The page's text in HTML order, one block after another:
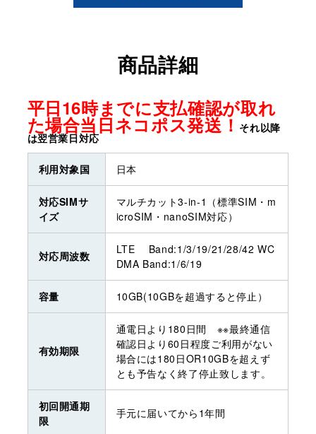
商品詳細
平日16時までに支払確認が取れ
た場合当日ネコポス発送！ それ以降
は翌営業日対応
利用対象国 日本
対応SIMサ
イズ
マルチカット3-in-1（標準SIM・m
icroSIM・nanoSIM対応）
対応周波数
LTE Band:1/3/19/21/28/42 WC
DMA Band:1/6/19
容量 10GB(10GBを超過すると停止）
有効期限
通電日より180日間 ※※最終通信
確認日より60日程度ご利用がない
場合には180日OR10GBを超えず
とも予告なく終了停止致します。
初回開通期
限
手元に届いてから1年間